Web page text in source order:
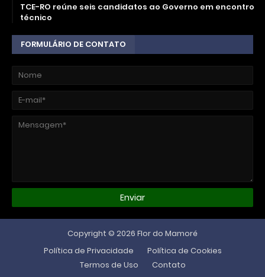
TCE-RO reúne seis candidatos ao Governo em encontro
técnico
FORMULÁRIO DE CONTATO
Copyright © 2026 Flor do Mamoré
Política de Privacidade
Política de Cookies
Termos de Uso
Contato